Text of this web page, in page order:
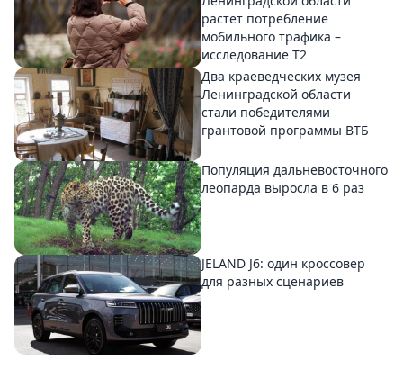
растет потребление
мобильного трафика –
исследование T2
Два краеведческих музея
Ленинградской области
стали победителями
грантовой программы ВТБ
Популяция дальневосточного
леопарда выросла в 6 раз
JELAND J6: один кроссовер
для разных сценариев